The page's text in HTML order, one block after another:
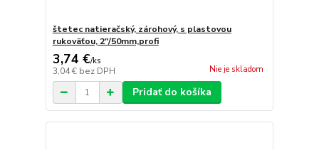
štetec natieračský, zárohový, s plastovou
rukoväťou, 2"/50mm,profi
3,74 €/ks
3,04 € bez DPH Nie je skladom
Pridať do košíka